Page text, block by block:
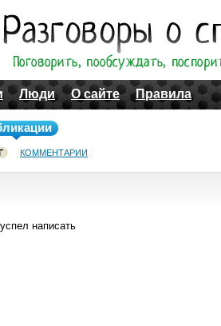
Люди О сайте Правила
КОММЕНТАРИИ
написать